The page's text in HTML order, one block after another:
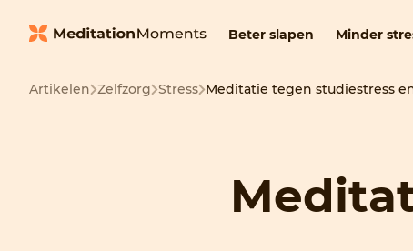
Beter slapen Minder
Artikelen Zelfzorg Stress Meditatie tegen studiestress